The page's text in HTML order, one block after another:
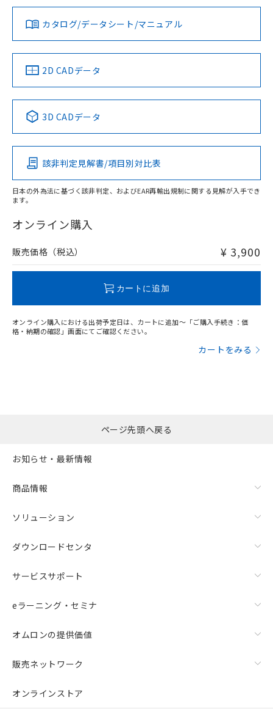
ダウンロードデータをご利用いただく前に、以下を必ずお読
みください。
ソフトウェアの使用条件
対応済み
中国 RoHS 注意事項・凡例
Pb Hg Cd Cr(VI)
O
在庫等で未対応品が混在する可能性があります。
問い合わせください。
カタログ/データシート/マニュアル
2D CADデータ
3D CADデータ
該非判定見解書/項目別対比表
日本の外為法に基づく該非判定、およびEAR再輸出規制に関する見解が入手でき
ます。
オンライン購入
販売価格（税込） ¥ 3,900
カートに追加
オンライン購入における出荷予定日は、カートに追加～「ご購入手続き：価
格・納期の確認」画面にてご確認ください。
カートをみる
ページ先頭へ戻る
お知らせ・最新情報
商品情報
ソリューション
ダウンロードセンタ
サービスサポート
eラーニング・セミナ
オムロンの提供価値
販売ネットワーク
オンラインストア